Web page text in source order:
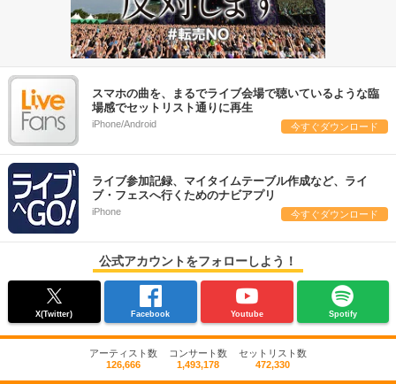
スマホの曲を、まるでライブ会場で聴いているような臨
場感でセットリスト通りに再生
iPhone/Android 今すぐダウンロード
ライブ参加記録、マイタイムテーブル作成など、ライ
ブ・フェスへ行くためのナビアプリ
iPhone 今すぐダウンロード
公式アカウントをフォローしよう！
X(Twitter) Facebook Youtube Spotify
アーティスト数
126,666
コンサート数
1,493,178
セットリスト数
472,330